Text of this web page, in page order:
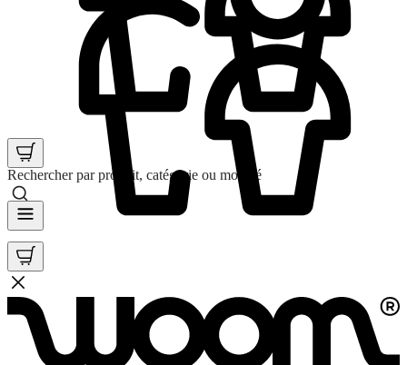
Rechercher par produit, catégorie ou mot clé